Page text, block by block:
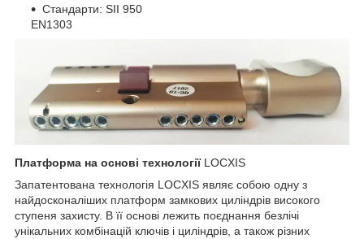
Стандарти: SII 950
EN1303
Платформа на основі технології LOCXIS
Запатентована технологія LOCXIS являє собою одну з
найдосконаліших платформ замкових циліндрів високого
ступеня захисту. В її основі лежить поєднання безлічі
унікальних комбінацій ключів і циліндрів, а також різних